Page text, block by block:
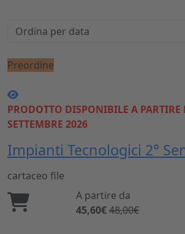
Preordine
PRODOTTO DISPONIBILE A PARTIRE
SETTEMBRE 2026
Impianti Tecnologici 2°
cartaceo file
A partire da
45,60€48,00€